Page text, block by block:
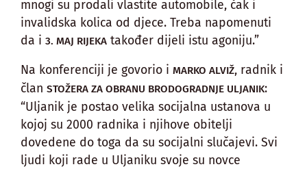
mnogi su prodali vlastite automobile, čak i
invalidska kolica od djece. Treba napomenuti
da i 3. MAJ RIJEKA također dijeli istu agoniju.”
Na konferenciji je govorio i MARKO ALVIŽ, radnik i
član STOŽERA ZA OBRANU BRODOGRADNJE ULJANIK:
“Uljanik je postao velika socijalna ustanova u
kojoj su 2000 radnika i njihove obitelji
dovedene do toga da su socijalni slučajevi. Svi
ljudi koji rade u Uljaniku svoje su novce